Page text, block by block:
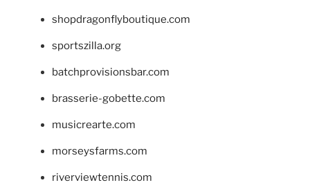
shopdragonflyboutique.com
sportszilla.org
batchprovisionsbar.com
brasserie-gobette.com
musicrearte.com
morseysfarms.com
riverviewtennis.com